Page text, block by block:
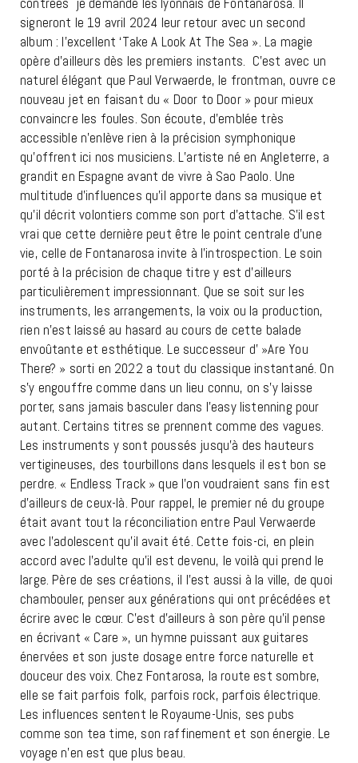
signeront le 19 avril 2024 leur retour avec un second
album : l’excellent ‘Take A Look At The Sea ». La magie
opère d’ailleurs dès les premiers instants. C’est avec un
naturel élégant que Paul Verwaerde, le frontman, ouvre ce
nouveau jet en faisant du « Door to Door » pour mieux
convaincre les foules. Son écoute, d’emblée très
accessible n’enlève rien à la précision symphonique
qu’offrent ici nos musiciens. L’artiste né en Angleterre, a
grandit en Espagne avant de vivre à Sao Paolo. Une
multitude d’influences qu’il apporte dans sa musique et
qu’il décrit volontiers comme son port d’attache. S’il est
vrai que cette dernière peut être le point centrale d’une
vie, celle de Fontanarosa invite à l’introspection. Le soin
porté à la précision de chaque titre y est d’ailleurs
particulièrement impressionnant. Que se soit sur les
instruments, les arrangements, la voix ou la production,
rien n’est laissé au hasard au cours de cette balade
envoûtante et esthétique. Le successeur d' »Are You
There? » sorti en 2022 a tout du classique instantané. On
s’y engouffre comme dans un lieu connu, on s’y laisse
porter, sans jamais basculer dans l’easy listenning pour
autant. Certains titres se prennent comme des vagues.
Les instruments y sont poussés jusqu’à des hauteurs
vertigineuses, des tourbillons dans lesquels il est bon se
perdre. « Endless Track » que l’on voudraient sans fin est
d’ailleurs de ceux-là. Pour rappel, le premier né du groupe
était avant tout la réconciliation entre Paul Verwaerde
avec l’adolescent qu’il avait été. Cette fois-ci, en plein
accord avec l’adulte qu’il est devenu, le voilà qui prend le
large. Père de ses créations, il l’est aussi à la ville, de quoi
chambouler, penser aux générations qui ont précédées et
écrire avec le cœur. C’est d’ailleurs à son père qu’il pense
en écrivant « Care », un hymne puissant aux guitares
énervées et son juste dosage entre force naturelle et
douceur des voix. Chez Fontarosa, la route est sombre,
elle se fait parfois folk, parfois rock, parfois électrique.
Les influences sentent le Royaume-Unis, ses pubs
comme son tea time, son raffinement et son énergie. Le
voyage n’en est que plus beau.